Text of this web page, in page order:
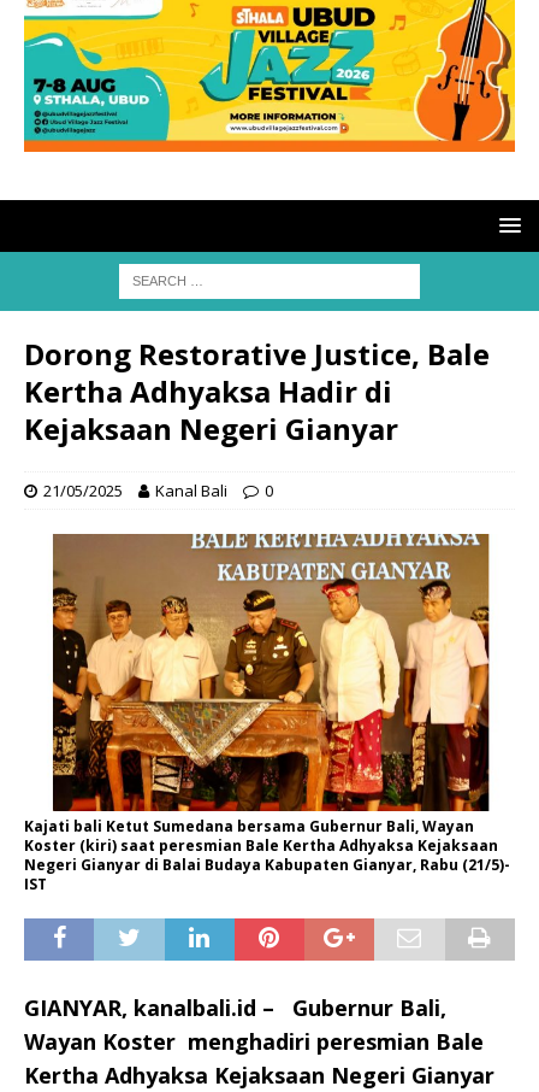
Dorong Restorative Justice, Bale
Kertha Adhyaksa Hadir di
Kejaksaan Negeri Gianyar
21/05/2025 Kanal Bali 0
Kajati bali Ketut Sumedana bersama Gubernur Bali, Wayan
Koster (kiri) saat peresmian Bale Kertha Adhyaksa Kejaksaan
Negeri Gianyar di Balai Budaya Kabupaten Gianyar, Rabu (21/5)-
IST
GIANYAR, kanalbali.id – Gubernur Bali,
Wayan Koster menghadiri peresmian Bale
Kertha Adhyaksa Kejaksaan Negeri Gianyar